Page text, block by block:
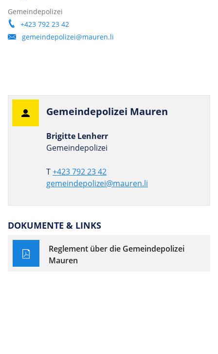
Gemeindepolizei
+423 792 23 42
gemeindepolizei@mauren.li
Gemein­de­po­lizei Mauren
Brigitte Lenherr
Gemeindepolizei
T+423 792 23 42
gemeindepolizei@mauren.li
DOKUMENTE & LINKS
Reglement über die Gemeindepolizei
Mauren